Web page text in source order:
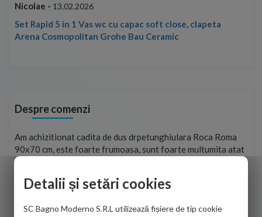
Nicolae - 13.02.2026
Set Rapid 5 in 1 Vas wc cu capac soft close, clapeta
Arena Cosmopolitan Grohe Bau Ceramic
Despre comenzi
Am achizitionat cadita de dus drpetunghiulara Roca Roma
90x70 cm, este foarte frumoasa, sunt foarte multumita atat
de personalul firmei dvs. cu care am colaborat in obtinerea
adus coletul in siguranta.Numai bine, va doresc!
Sofrone Viviana -28.07.2026
Detalii și setări cookies
SC Bagno Moderno S.R.L utilizează fișiere de tip cookie